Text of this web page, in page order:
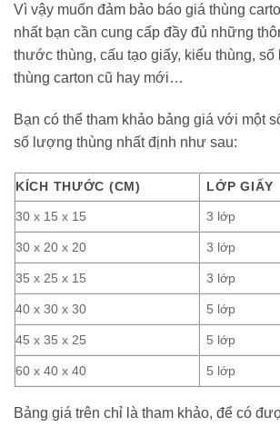
Vì vậy muốn đảm bảo báo giá thùng
nhất bạn cần cung cấp đầy đủ những
thước thùng, cấu tạo giấy, kiểu thùng,
thùng carton cũ hay mới…
Bạn có thể tham khảo bảng giá với một
số lượng thùng nhất định như sau:
KÍCH THƯỚC (CM) LỚP GIẤY
30 x 15 x 15 3 lớp
30 x 20 x 20 3 lớp
35 x 25 x 15 3 lớp
40 x 30 x 30 5 lớp
45 x 35 x 25 5 lớp
60 x 40 x 40 5 lớp
Bảng giá trên chỉ là tham khảo, để có